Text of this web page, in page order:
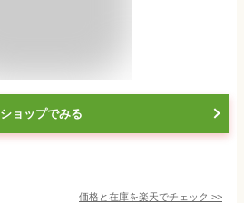
ショップでみる
価格と在庫を楽天でチェック >>